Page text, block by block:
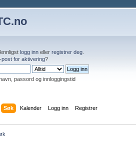
logg inn eller registrer deg
post for aktivering?
passord og innloggingstid
Søk Kalender Logg inn Registrer